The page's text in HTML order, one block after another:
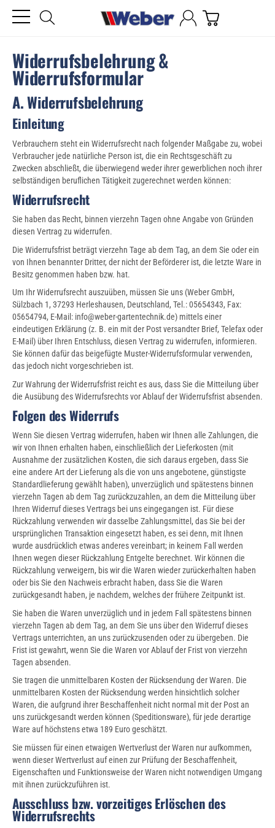
Widerrufsbelehrung &
Widerrufsformular
A. Widerrufsbelehrung
Einleitung
Verbrauchern steht ein Widerrufsrecht nach folgender Maßgabe zu, wobei
Verbraucher jede natürliche Person ist, die ein Rechtsgeschäft zu
Zwecken abschließt, die überwiegend weder ihrer gewerblichen noch ihrer
selbständigen beruflichen Tätigkeit zugerechnet werden können:
Widerrufsrecht
Sie haben das Recht, binnen vierzehn Tagen ohne Angabe von Gründen
diesen Vertrag zu widerrufen.
Die Widerrufsfrist beträgt vierzehn Tage ab dem Tag, an dem Sie oder ein
von Ihnen benannter Dritter, der nicht der Beförderer ist, die letzte Ware in
Besitz genommen haben bzw. hat.
Um Ihr Widerrufsrecht auszuüben, müssen Sie uns (Weber GmbH,
Sülzbach 1, 37293 Herleshausen, Deutschland, Tel.: 05654343, Fax:
05654794, E-Mail: info@weber-gartentechnik.de) mittels einer
eindeutigen Erklärung (z. B. ein mit der Post versandter Brief, Telefax oder
E-Mail) über Ihren Entschluss, diesen Vertrag zu widerrufen, informieren.
Sie können dafür das beigefügte Muster-Widerrufsformular verwenden,
das jedoch nicht vorgeschrieben ist.
Zur Wahrung der Widerrufsfrist reicht es aus, dass Sie die Mitteilung über
die Ausübung des Widerrufsrechts vor Ablauf der Widerrufsfrist absenden.
Folgen des Widerrufs
Wenn Sie diesen Vertrag widerrufen, haben wir Ihnen alle Zahlungen, die
wir von Ihnen erhalten haben, einschließlich der Lieferkosten (mit
Ausnahme der zusätzlichen Kosten, die sich daraus ergeben, dass Sie
eine andere Art der Lieferung als die von uns angebotene, günstigste
Standardlieferung gewählt haben), unverzüglich und spätestens binnen
vierzehn Tagen ab dem Tag zurückzuzahlen, an dem die Mitteilung über
Ihren Widerruf dieses Vertrags bei uns eingegangen ist. Für diese
Rückzahlung verwenden wir dasselbe Zahlungsmittel, das Sie bei der
ursprünglichen Transaktion eingesetzt haben, es sei denn, mit Ihnen
wurde ausdrücklich etwas anderes vereinbart; in keinem Fall werden
Ihnen wegen dieser Rückzahlung Entgelte berechnet. Wir können die
Rückzahlung verweigern, bis wir die Waren wieder zurückerhalten haben
oder bis Sie den Nachweis erbracht haben, dass Sie die Waren
zurückgesandt haben, je nachdem, welches der frühere Zeitpunkt ist.
Sie haben die Waren unverzüglich und in jedem Fall spätestens binnen
vierzehn Tagen ab dem Tag, an dem Sie uns über den Widerruf dieses
Vertrags unterrichten, an uns zurückzusenden oder zu übergeben. Die
Frist ist gewahrt, wenn Sie die Waren vor Ablauf der Frist von vierzehn
Tagen absenden.
Sie tragen die unmittelbaren Kosten der Rücksendung der Waren. Die
unmittelbaren Kosten der Rücksendung werden hinsichtlich solcher
Waren, die aufgrund ihrer Beschaffenheit nicht normal mit der Post an
uns zurückgesandt werden können (Speditionsware), für jede derartige
Ware auf höchstens etwa 189 Euro geschätzt.
Sie müssen für einen etwaigen Wertverlust der Waren nur aufkommen,
wenn dieser Wertverlust auf einen zur Prüfung der Beschaffenheit,
Eigenschaften und Funktionsweise der Waren nicht notwendigen Umgang
mit ihnen zurückzuführen ist.
Ausschluss bzw. vorzeitiges Erlöschen des
Widerrufsrechts